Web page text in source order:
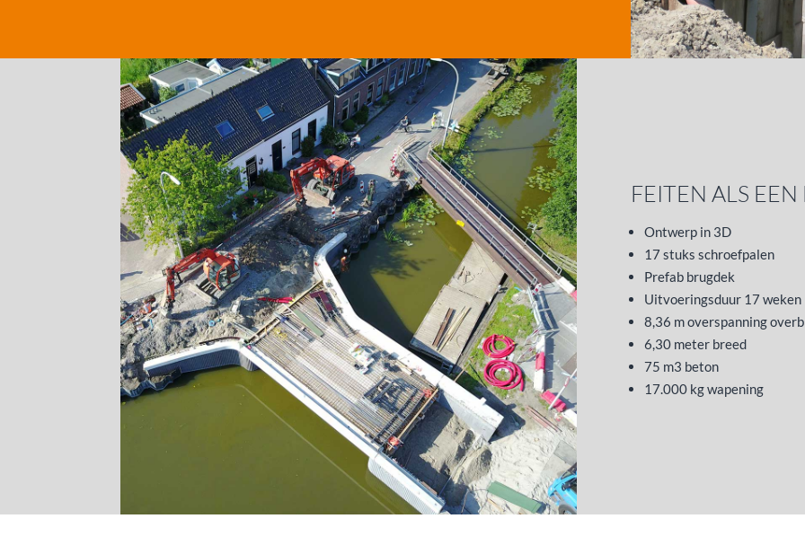
FEITEN ALS
Ontwerp in 3D
17 stuks schroefpalen
Prefab brugdek
Uitvoeringsduur 17 weken
8,36 m overspanning
6,30 meter breed
75 m3 beton
17.000 kg wapening